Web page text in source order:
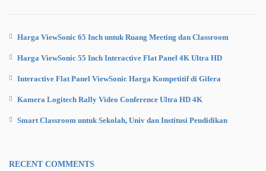
Harga ViewSonic 65 Inch untuk Ruang Meeting dan Classroom
Harga ViewSonic 55 Inch Interactive Flat Panel 4K Ultra HD
Interactive Flat Panel ViewSonic Harga Kompetitif di Gifera
Kamera Logitech Rally Video Conference Ultra HD 4K
Smart Classroom untuk Sekolah, Univ dan Institusi Pendidikan
RECENT COMMENTS